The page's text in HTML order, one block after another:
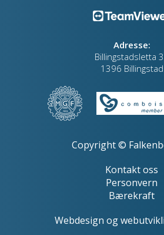
Adresse:
Billingstadsletta
1396 Billingstad
Copyright ©
Kontakt oss
Personvern
Bærekraft
Webdesign og